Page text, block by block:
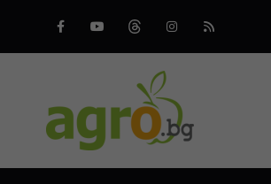
FacebookYoutubeThreadsInstagram
RSS